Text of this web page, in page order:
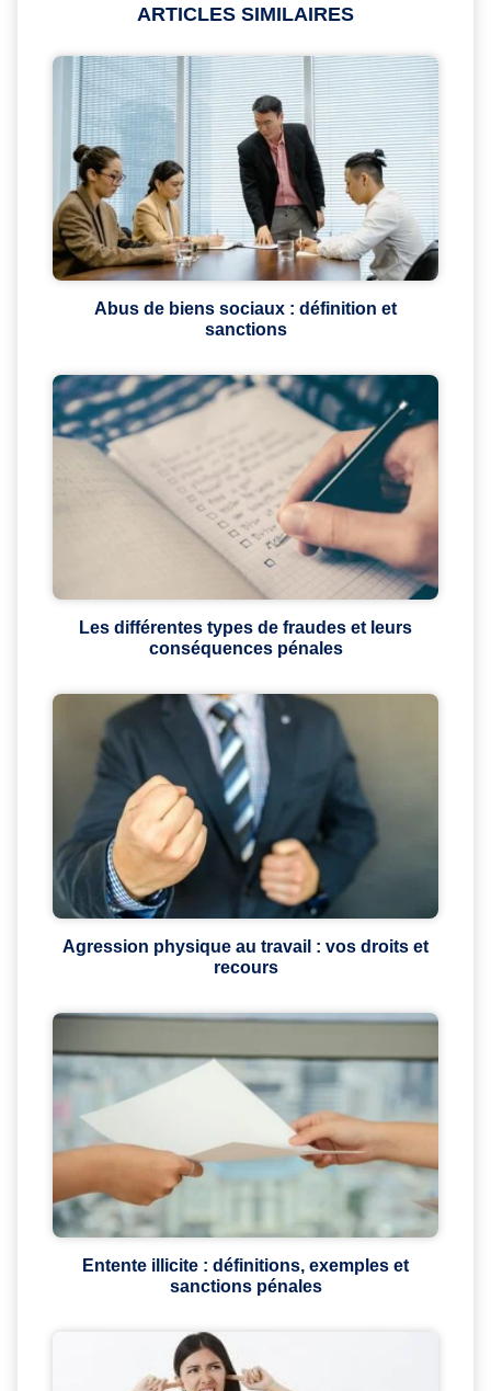
ARTICLES SIMILAIRES
Abus de biens sociaux : définition et
sanctions
Les différentes types de fraudes et leurs
conséquences pénales
Agression physique au travail : vos droits et
recours
Entente illicite : définitions, exemples et
sanctions pénales